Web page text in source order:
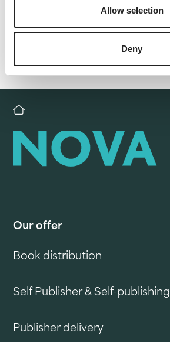
Allow selection
Deny
Our offer
Book distribution
Self Publisher & Self-publishing
Publisher delivery